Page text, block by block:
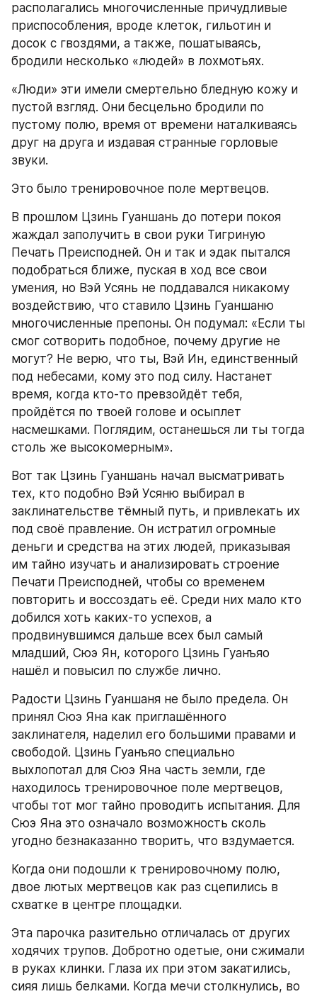
располагались многочисленные причудливые
приспособления, вроде клеток, гильотин и
досок с гвоздями, а также, пошатываясь,
бродили несколько «людей» в лохмотьях.
«Люди» эти имели смертельно бледную кожу и
пустой взгляд. Они бесцельно бродили по
пустому полю, время от времени наталкиваясь
друг на друга и издавая странные горловые
звуки.
Это было тренировочное поле мертвецов.
В прошлом Цзинь Гуаншань до потери покоя
жаждал заполучить в свои руки Тигриную
Печать Преисподней. Он и так и эдак пытался
подобраться ближе, пуская в ход все свои
умения, но Вэй Усянь не поддавался никакому
воздействию, что ставило Цзинь Гуаншаню
многочисленные препоны. Он подумал: «Если ты
смог сотворить подобное, почему другие не
могут? Не верю, что ты, Вэй Ин, единственный
под небесами, кому это под силу. Настанет
время, когда кто-то превзойдёт тебя,
пройдётся по твоей голове и осыплет
насмешками. Поглядим, останешься ли ты тогда
столь же высокомерным».
Вот так Цзинь Гуаншань начал высматривать
тех, кто подобно Вэй Усяню выбирал в
заклинательстве тёмный путь, и привлекать их
под своё правление. Он истратил огромные
деньги и средства на этих людей, приказывая
им тайно изучать и анализировать строение
Печати Преисподней, чтобы со временем
повторить и воссоздать её. Среди них мало кто
добился хоть каких-то успехов, а
продвинувшимся дальше всех был самый
младший, Сюэ Ян, которого Цзинь Гуанъяо
нашёл и повысил по службе лично.
Радости Цзинь Гуаншаня не было предела. Он
принял Сюэ Яна как приглашённого
заклинателя, наделил его большими правами и
свободой. Цзинь Гуанъяо специально
выхлопотал для Сюэ Яна часть земли, где
находилось тренировочное поле мертвецов,
чтобы тот мог тайно проводить испытания. Для
Сюэ Яна это означало возможность сколь
угодно безнаказанно творить, что вздумается.
Когда они подошли к тренировочному полю,
двое лютых мертвецов как раз сцепились в
схватке в центре площадки.
Эта парочка разительно отличалась от других
ходячих трупов. Добротно одетые, они сжимали
в руках клинки. Глаза их при этом закатились,
сияя лишь белками. Когда мечи столкнулись, во